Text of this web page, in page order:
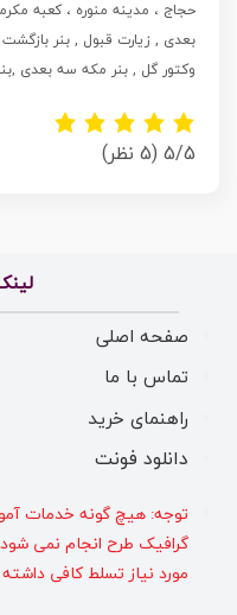
حجاج ، مدینه منوره ، کعبه
بعدی , زیارت قبول , بنر
وکتور گل , بنر مکه سه بعدی
5/5 (5 نظر)
صفحه اصلی
تماس با ما
راهنمای خرید
دانلود فونت
توجه: هیچ گونه خدمات
گرافیک طرح انجام نمی
مورد نیاز تسلط کافی